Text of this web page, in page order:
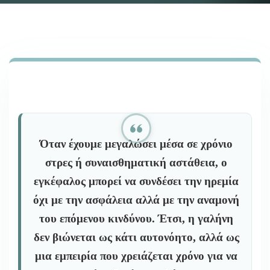
ΝΑ
ΣΤΑΜΑΤΉΣΟΥΝ
ΝΑ
ΒΡΊΣΚΟΝΤΑΙ
ΣΕ
ΕΠΙΒΊΩΣΗΣ;
Όταν έχουμε μεγαλώσει μέσα σε χρόνιο
στρες ή συναισθηματική αστάθεια, ο
εγκέφαλος μπορεί να συνδέσει την ηρεμία
όχι με την ασφάλεια αλλά με την αναμονή
του επόμενου κινδύνου. Έτσι, η γαλήνη
δεν βιώνεται ως κάτι αυτονόητο, αλλά ως
μια εμπειρία που χρειάζεται χρόνο για να